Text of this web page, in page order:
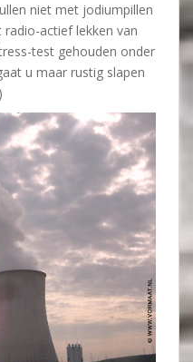
niet met jodiumpillen
actief lekken van
test gehouden onder
u maar rustig slapen